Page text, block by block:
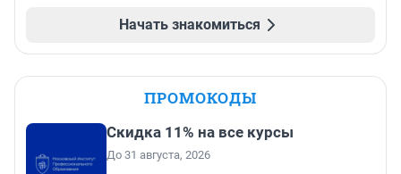
Начать знакомиться
ПРОМОКОДЫ
Скидка 11% на все курсы
До 31 августа, 2026